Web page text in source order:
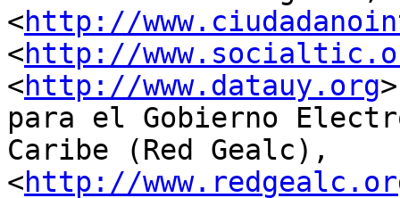
<http://
<http://
<http://www.datauy.org
para el Gobierno
Caribe (Red Gealc),
<http://